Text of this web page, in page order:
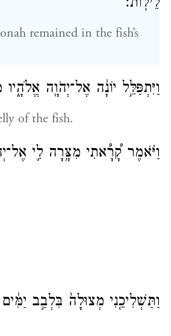
remained in the fish’s
וַיִּתְפַּלֵּ֣ל יוֹנָ֔ה אֶל־יְהֹוָ֖ה
of the fish.
וַיֹּ֗אמֶר קָ֠רָ֠אתִי מִצָּ֥רָה לִ֛י
וַתַּשְׁלִיכֵ֤נִי מְצוּלָה֙ בִּלְבַ֣ב יַמִּ֔ים